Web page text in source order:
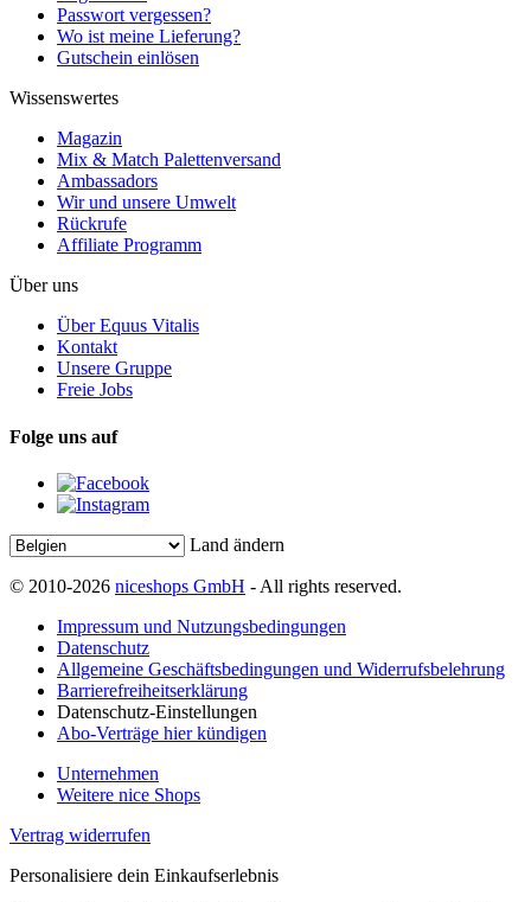
Passwort vergessen?
Wo ist meine Lieferung?
Gutschein einlösen
Wissenswertes
Magazin
Mix & Match Palettenversand
Ambassadors
Wir und unsere Umwelt
Rückrufe
Affiliate Programm
Über uns
Über Equus Vitalis
Kontakt
Unsere Gruppe
Freie Jobs
Folge uns auf
Land ändern
© 2010-2026 niceshops GmbH - All rights reserved.
Impressum und Nutzungsbedingungen
Datenschutz
Allgemeine Geschäftsbedingungen und Widerrufsbelehrung
Barrierefreiheitserklärung
Datenschutz-Einstellungen
Abo-Verträge hier kündigen
Unternehmen
Weitere nice Shops
Vertrag widerrufen
Personalisiere dein Einkaufserlebnis